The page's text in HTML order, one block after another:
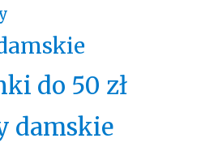
do 50 zł
damskie